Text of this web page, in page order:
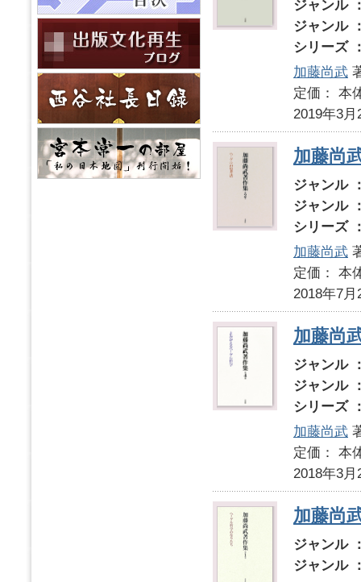
ジャンル
ジャンル
シリーズ
加藤尚武
定価：
2019年3月
加藤尚
ジャンル
ジャンル
シリーズ
加藤尚武
定価：
2018年7月
加藤尚
ジャンル
ジャンル
シリーズ
加藤尚武
定価：
2018年3月
加藤尚
ジャンル
ジャンル